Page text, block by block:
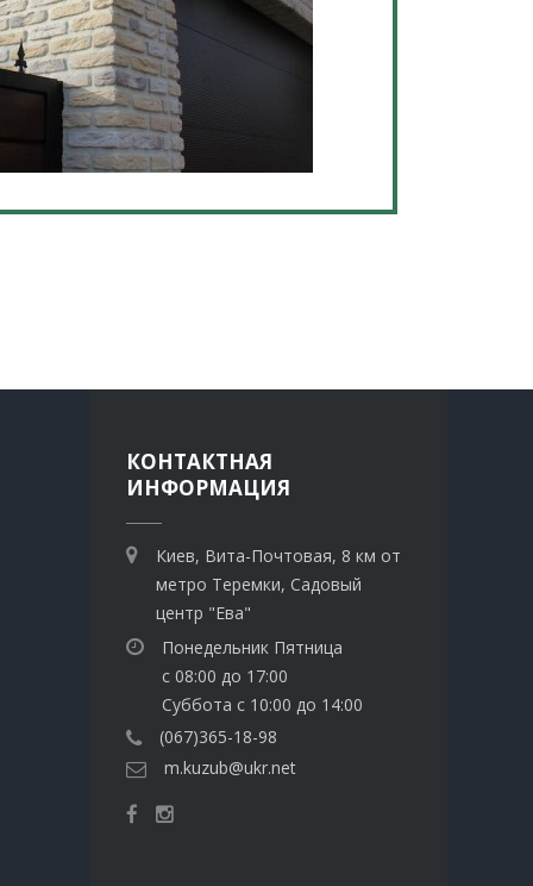
КОНТАКТНАЯ
ИНФОРМАЦИЯ
Киев, Вита-Почтовая, 8 км от
метро Теремки, Садовый
центр "Ева"
Понедельник Пятница
с 08:00 до 17:00
Суббота с 10:00 до 14:00
(067)365-18-98
m.kuzub@ukr.net